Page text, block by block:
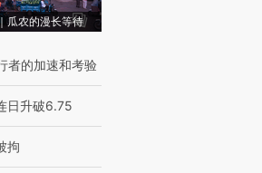
瓜农的漫长等待
者的加速和考验
日升破6.75
拘